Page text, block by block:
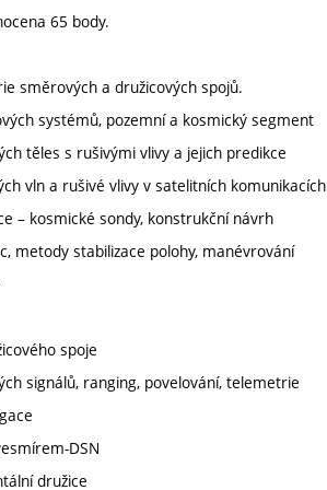
65 body.
směrových a družicových spojů.
systémů, pozemní a kosmický segment
těles s rušivými vlivy a jejich predikce
vln a rušivé vlivy v satelitních komunikacích
– kosmické sondy, konstrukční návrh
metody stabilizace polohy, manévrování
spoje
signálů, ranging, povelování, telemetrie
DSN
družice